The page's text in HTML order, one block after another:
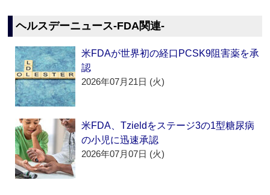
ヘルスデーニュース‐FDA関連‐
米FDAが世界初の経口PCSK9阻害薬を承
認
2026年07月21日 (火)
米FDA、Tzieldをステージ3の1型糖尿病
の小児に迅速承認
2026年07月07日 (火)